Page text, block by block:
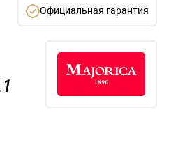
Официальная гарантия